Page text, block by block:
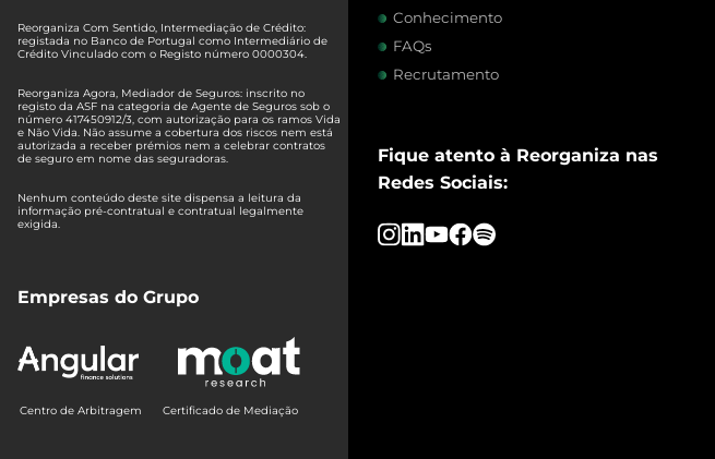
Reorganiza Com Sentido, Intermediação de Crédito:
registada no Banco de Portugal como Intermediário de
Crédito Vinculado com o Registo número 0000304.
Reorganiza Agora, Mediador de Seguros: inscrito no
registo da ASF na categoria de Agente de Seguros sob o
número 417450912/3, com autorização para os ramos Vida
e Não Vida. Não assume a cobertura dos riscos nem está
autorizada a receber prémios nem a celebrar contratos
de seguro em nome das seguradoras.
Nenhum conteúdo deste site dispensa a leitura da
informação pré-contratual e contratual legalmente
exigida.
Empresas do Grupo
Conhecimento
FAQs
Recrutamento
Fique atento à Reorganiza nas
Redes Sociais:
Centro de Arbitragem Certificado de Mediação